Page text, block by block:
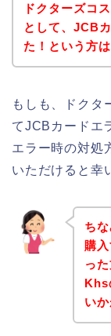
ドクターズコ
として、JCB
た！という方
もしも、ドクタ
てJCBカードエ
エラー時の対処
いただけると幸
ち
購
っ
Khs
い